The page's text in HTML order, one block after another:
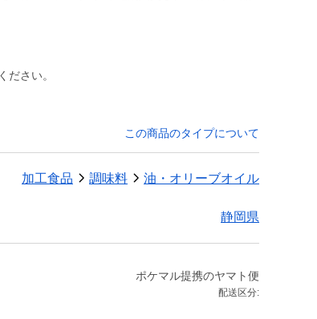
ださい。
この商品のタイプについて
加工食品 調味料 油・オリーブオイル
静岡県
ポケマル提携のヤマト便
配送区分: